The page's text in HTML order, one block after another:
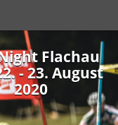
Flachau
- 23. August
2020